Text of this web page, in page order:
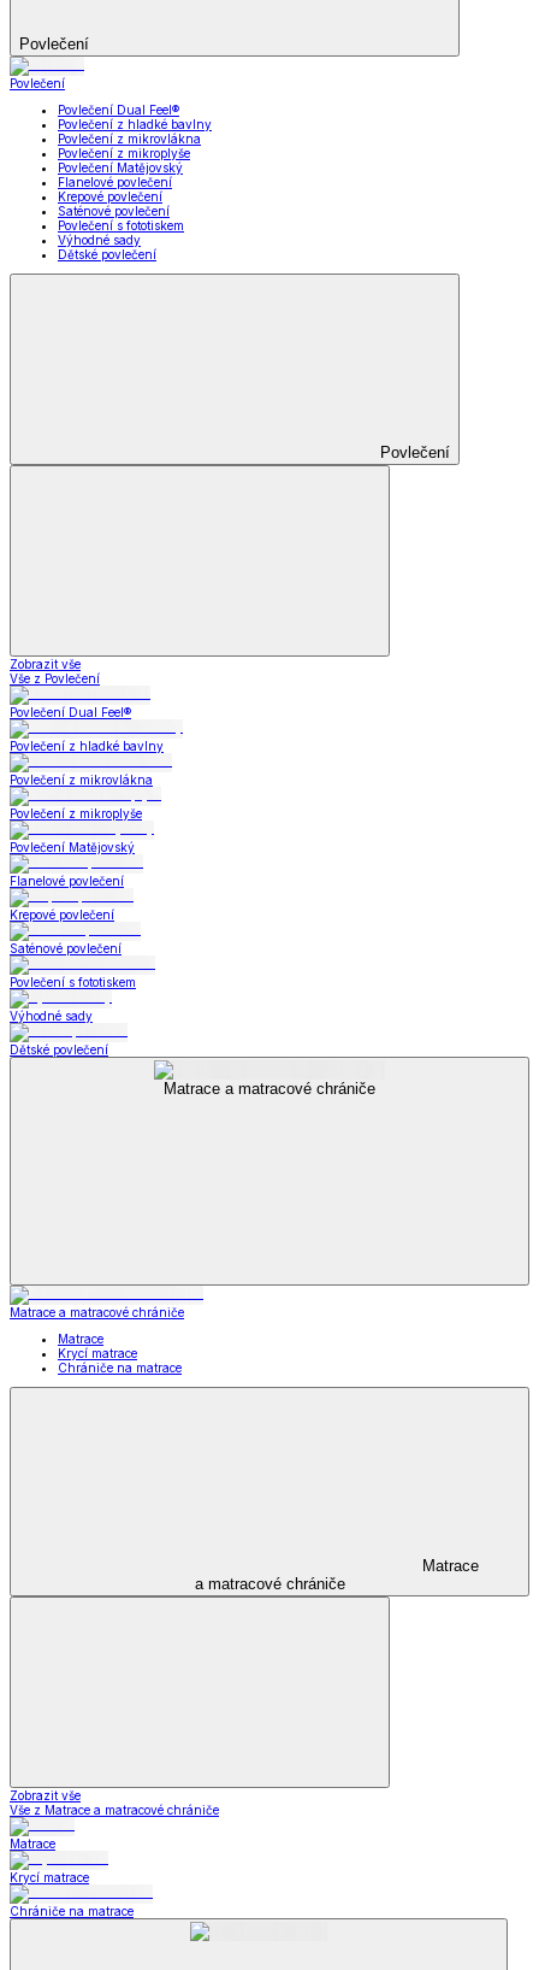
Povlečení
Povlečení
Povlečení Dual Feel®
Povlečení z hladké bavlny
Povlečení z mikrovlákna
Povlečení z mikroplyše
Povlečení Matějovský
Flanelové povlečení
Krepové povlečení
Saténové povlečení
Povlečení s fototiskem
Výhodné sady
Dětské povlečení
Povlečení
Zobrazit vše
Vše z Povlečení
Povlečení Dual Feel®
Povlečení z hladké bavlny
Povlečení z mikrovlákna
Povlečení z mikroplyše
Povlečení Matějovský
Flanelové povlečení
Krepové povlečení
Saténové povlečení
Povlečení s fototiskem
Výhodné sady
Dětské povlečení
Matrace a matracové chrániče
Matrace a matracové chrániče
Matrace
Krycí matrace
Chrániče na matrace
Matrace
a matracové chrániče
Zobrazit vše
Vše z Matrace a matracové chrániče
Matrace
Krycí matrace
Chrániče na matrace